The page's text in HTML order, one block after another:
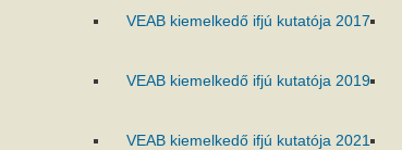
VEAB kiemelkedő ifjú kutatója 2017
VEAB kiemelkedő ifjú kutatója 2019
VEAB kiemelkedő ifjú kutatója 2021